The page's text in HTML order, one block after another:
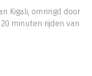
Kigali, omringd door
minuten rijden van